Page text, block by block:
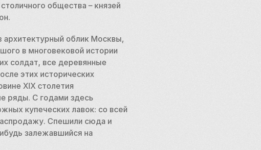
общества – князей
архитектурный облик Москвы,
в многовековой истории
солдат, все деревянные
этих исторических
XIX столетия
ряды. С годами здесь
купеческих лавок: со всей
Спешили сюда и
залежавшийся на